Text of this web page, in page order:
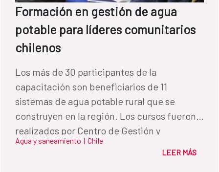
Formación en gestión de agua
potable para líderes comunitarios
chilenos
Los más de 30 participantes de la
capacitación son beneficiarios de 11
sistemas de agua potable rural que se
construyen en la región. Los cursos fueron
realizados por Centro de Gestión y
Tecnología del Agua (CEGET co) de la UFRO.
Agua y saneamiento | Chile
LEER MÁS